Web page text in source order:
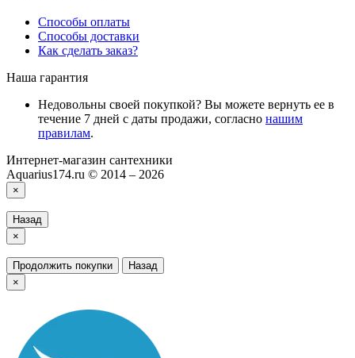
Способы оплаты
Способы доставки
Как сделать заказ?
Наша гарантия
Недовольны своей покупкой? Вы можете вернуть ее в
течение 7 дней с даты продажи, согласно нашим
правилам.
Интернет-магазин сантехники
Aquarius174.ru © 2014 – 2026
×
Назад
×
Продолжить покупки
Назад
×